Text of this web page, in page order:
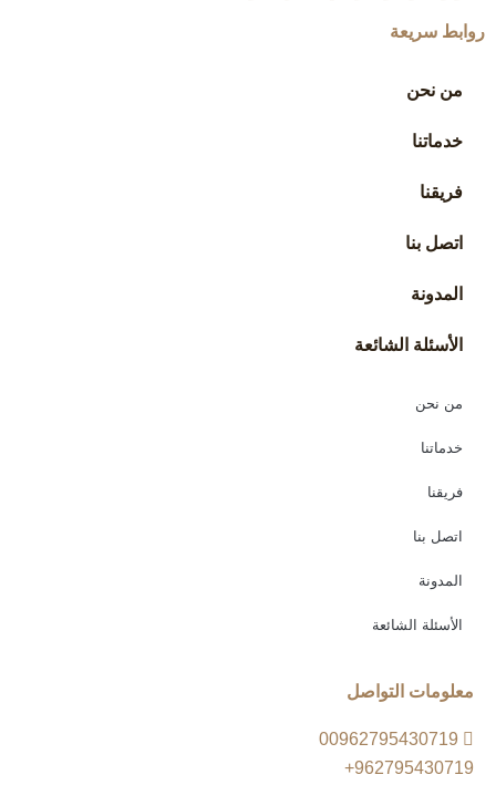
روابط سريعة
من نحن
خدماتنا
فريقنا
اتصل بنا
المدونة
الأسئلة الشائعة
من نحن
خدماتنا
فريقنا
اتصل بنا
المدونة
الأسئلة الشائعة
معلومات التواصل
00962795430719
962795430719+